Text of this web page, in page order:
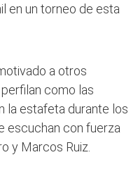
en un torneo de esta
a otros
como las
la estafeta durante los
escuchan con fuerza
y Marcos Ruiz.